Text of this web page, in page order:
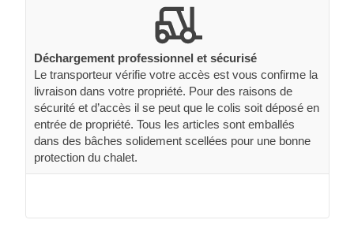
Déchargement professionnel et sécurisé
Le transporteur vérifie votre accès est vous confirme la
livraison dans votre propriété. Pour des raisons de
sécurité et d’accès il se peut que le colis soit déposé en
entrée de propriété. Tous les articles sont emballés
dans des bâches solidement scellées pour une bonne
protection du chalet.